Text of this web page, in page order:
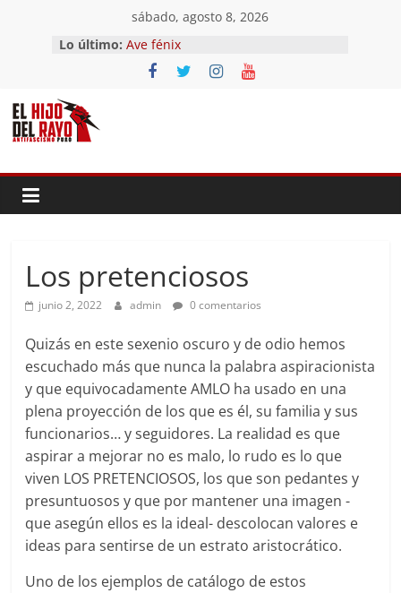
contenido
sábado, agosto 8, 2026
Lo último:
El segundo (Del II Tomo del
Pandemonium)
Ave fénix
¿Dios no existe?
Los pretenciosos
junio 2, 2022 admin 0 comentarios
Quizás en este sexenio oscuro y de odio hemos
escuchado más que nunca la palabra aspiracionista
y que equivocadamente AMLO ha usado en una
plena proyección de los que es él, su familia y sus
funcionarios… y seguidores. La realidad es que
aspirar a mejorar no es malo, lo rudo es lo que
viven LOS PRETENCIOSOS, los que son pedantes y
presuntuosos y que por mantener una imagen -
que asegún ellos es la ideal- descolocan valores e
ideas para sentirse de un estrato aristocrático.
Uno de los ejemplos de catálogo de estos